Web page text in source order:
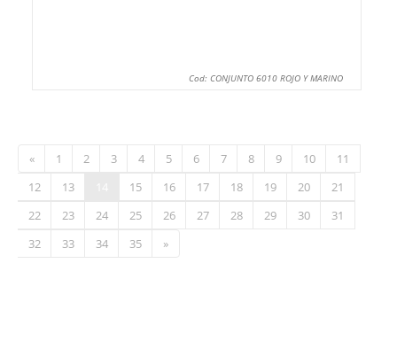
Cod: CONJUNTO 6010 ROJO Y MARINO
« 1 2 3 4 5 6 7 8 9 10
11
12
13 15 16 17 18 19 20
21
22
23 24 25 26 27 28 29 30
31
32
33 34 35 »